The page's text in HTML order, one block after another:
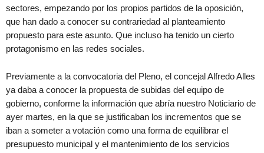
sectores, empezando por los propios partidos de la oposición,
que han dado a conocer su contrariedad al planteamiento
propuesto para este asunto. Que incluso ha tenido un cierto
protagonismo en las redes sociales.
Previamente a la convocatoria del Pleno, el concejal Alfredo Alles
ya daba a conocer la propuesta de subidas del equipo de
gobierno, conforme la información que abría nuestro Noticiario de
ayer martes, en la que se justificaban los incrementos que se
iban a someter a votación como una forma de equilibrar el
presupuesto municipal y el mantenimiento de los servicios